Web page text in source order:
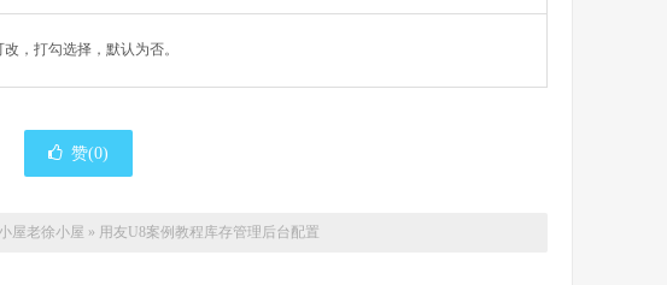
，打勾选择，默认为否。
赞(0)
屋老徐小屋 » 用友U8案例教程库存管理后台配置